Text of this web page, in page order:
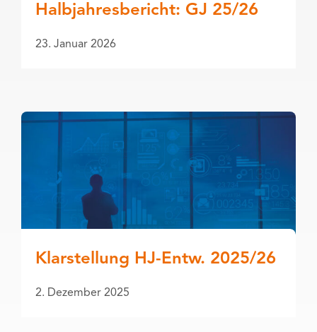
Halbjahresbericht: GJ 25/26
23. Januar 2026
Klarstellung HJ-Entw. 2025/26
2. Dezember 2025